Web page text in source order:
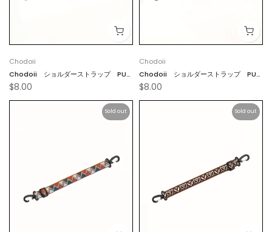
Chodoii
Chodoii ショルダーストラップ PUブ
ラック
$8.00
Chodoii
Chodoii ショルダーストラップ PUブ
ルー
$8.00
Sold out Sold out